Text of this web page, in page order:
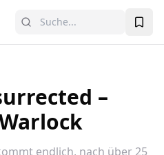
–
endlich, nach über 25